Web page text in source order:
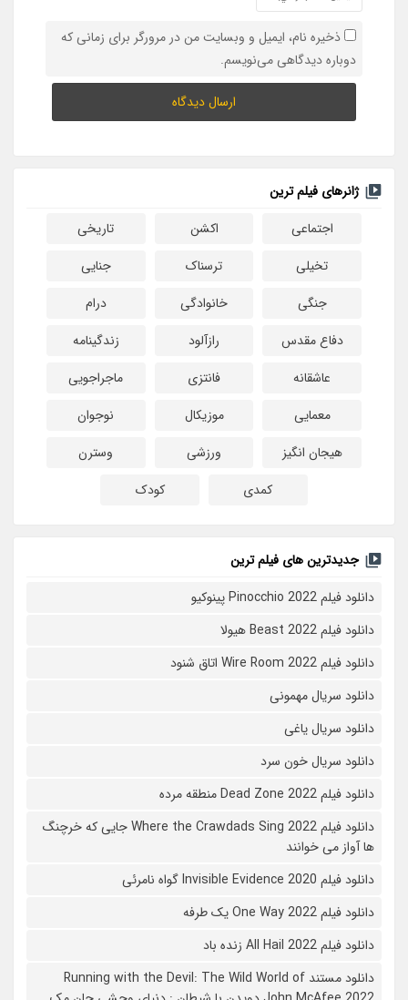
ذخیره نام، ایمیل و وبسایت من در مرورگر برای زمانی که
دوباره دیدگاهی می‌نویسم.
ژانرهای فیلم ترین
اجتماعی
اکشن
تاریخی
تخیلی
ترسناک
جنایی
جنگی
خانوادگی
درام
دفاع مقدس
رازآلود
زندگینامه
عاشقانه
فانتزی
ماجراجویی
معمایی
موزیکال
نوجوان
هیجان انگیز
ورزشی
وسترن
کمدی
کودک
جدیدترین های فیلم ترین
دانلود فیلم Pinocchio 2022 پینوکیو
دانلود فیلم Beast 2022 هیولا
دانلود فیلم Wire Room 2022 اتاق شنود
دانلود سریال مهمونی
دانلود سریال یاغی
دانلود سریال خون سرد
دانلود فیلم 2022 Dead Zone منطقه مرده
دانلود فیلم Where the Crawdads Sing 2022 جایی که خرچنگ
ها آواز می خوانند
دانلود فیلم 2020 Invisible Evidence گواه نامرئی
دانلود فیلم One Way 2022 یک طرفه
دانلود فیلم All Hail 2022 زنده باد
دانلود مستند Running with the Devil: The Wild World of